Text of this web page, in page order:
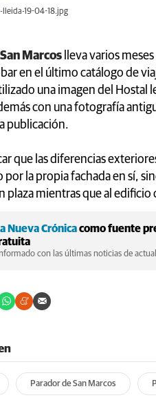
lleida-19-04-18.jpg
Marcos
lleva varios
en el último catálogo de
una imagen del Hostal
con una fotografía
publicación.
que las diferencias
por la propia fachada en sí,
plaza mientras que al edificio
Nueva Crónicacomo fuente
con las últimas noticias de
Parador de San Marcos